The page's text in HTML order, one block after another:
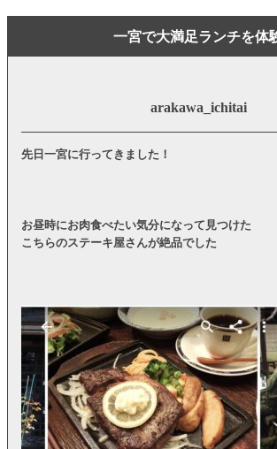
一宮で大満足ランチを体
arakawa_ichitai
先日一宮に行ってきました！
お昼時にお肉食べたい気分になって見つけた
こちらのステーキ屋さんが絶品でした